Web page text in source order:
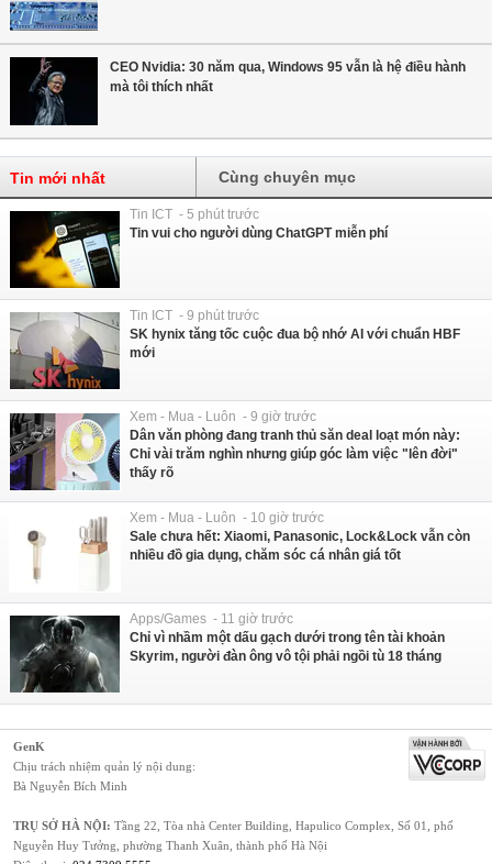
CEO Nvidia: 30 năm qua, Windows 95 vẫn là hệ điều hành
mà tôi thích nhất
Tin mới nhất Cùng chuyên mục
Tin ICT - 5 phút trước
Tin vui cho người dùng ChatGPT miễn phí
Tin ICT - 9 phút trước
SK hynix tăng tốc cuộc đua bộ nhớ AI với chuẩn HBF
mới
Xem - Mua - Luôn - 9 giờ trước
Dân văn phòng đang tranh thủ săn deal loạt món này:
Chỉ vài trăm nghìn nhưng giúp góc làm việc "lên đời"
thấy rõ
Xem - Mua - Luôn - 10 giờ trước
Sale chưa hết: Xiaomi, Panasonic, Lock&Lock vẫn còn
nhiều đồ gia dụng, chăm sóc cá nhân giá tốt
Apps/Games - 11 giờ trước
Chỉ vì nhầm một dấu gạch dưới trong tên tài khoản
Skyrim, người đàn ông vô tội phải ngồi tù 18 tháng
GenK
Chịu trách nhiệm quản lý nội dung:
Bà Nguyễn Bích Minh
TRỤ SỞ HÀ NỘI: Tầng 22, Tòa nhà Center Building, Hapulico Complex, Số 01, phố
Nguyễn Huy Tưởng, phường Thanh Xuân, thành phố Hà Nội